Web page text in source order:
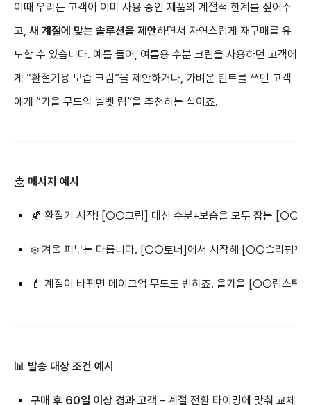
이때 우리는 고객이 이미 사용 중인 제품의 계절적 한계를 짚어주
고, 새 계절에 맞는 솔루션을 제안하면서 자연스럽게 재구매를 유
도할 수 있습니다. 예를 들어, 여름용 수분 크림을 사용하던 고객에
게 “환절기용 보습 크림”을 제안하거나, 가벼운 틴트를 쓰던 고객
에게 “가을 무드의 벨벳 립”을 추천하는 식이죠.
📩 메시지 예시
🍂 환절기 시작! [○○크림] 대신 수분+보습을 모두 잡는 [○○보
❄️ 겨울 피부는 다릅니다. [○○토너]에서 시작해 [○○슬리핑팩]
💄 계절이 바뀌면 메이크업 무드도 변하죠. 올가을 [○○립스틱]
📊 발송 대상 조건 예시
구매 후 60일 이상 경과 고객 – 계절 전환 타이밍에 맞춰 교체 제